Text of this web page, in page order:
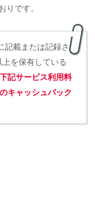
りです。
記載または記録さ
を保有している
下記サービス利用料
キャッシュバック